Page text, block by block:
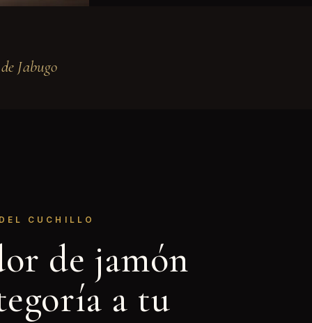
Jabugo
CUCHILLO
de jamón
a tu